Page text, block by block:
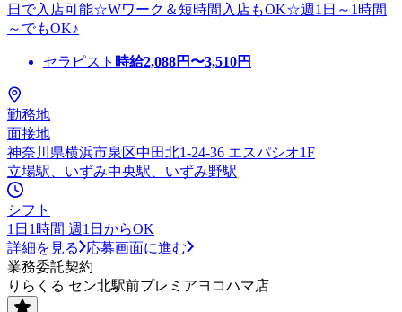
日で入店可能☆Wワーク＆短時間入店もOK☆週1日～1時間
～でもOK♪
セラピスト 時給2,088円〜3,510円
勤務地
面接地
神奈川県横浜市泉区中田北1-24-36 エスパシオ1F
立場駅、いずみ中央駅、いずみ野駅
シフト
1日1時間 週1日からOK
詳細を見る
応募画面に進む
業務委託契約
りらくる セン北駅前プレミアヨコハマ店